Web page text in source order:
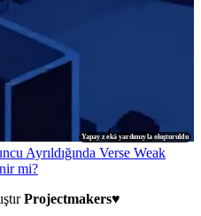
Yapay zekâ yardımıyla oluşturuldu
Ayrıldığında Verse Weak
mi?
Projectmakers♥